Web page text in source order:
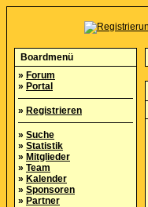
Boardmenü
» Forum
» Portal
» Registrieren
» Suche
» Statistik
» Mitglieder
» Team
» Kalender
» Sponsoren
» Partner